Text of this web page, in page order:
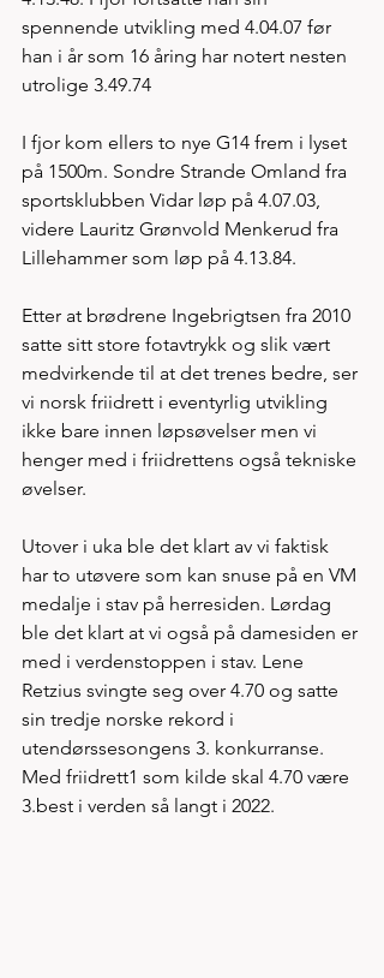
spennende utvikling med 4.04.07 før
han i år som 16 åring har notert nesten
utrolige 3.49.74
I fjor kom ellers to nye G14 frem i lyset
på 1500m. Sondre Strande Omland fra
sportsklubben Vidar løp på 4.07.03,
videre Lauritz Grønvold Menkerud fra
Lillehammer som løp på 4.13.84.
Etter at brødrene Ingebrigtsen fra 2010
satte sitt store fotavtrykk og slik vært
medvirkende til at det trenes bedre, ser
vi norsk friidrett i eventyrlig utvikling
ikke bare innen løpsøvelser men vi
henger med i friidrettens også tekniske
øvelser.
Utover i uka ble det klart av vi faktisk
har to utøvere som kan snuse på en VM
medalje i stav på herresiden. Lørdag
ble det klart at vi også på damesiden er
med i verdenstoppen i stav. Lene
Retzius svingte seg over 4.70 og satte
sin tredje norske rekord i
utendørssesongens 3. konkurranse.
Med friidrett1 som kilde skal 4.70 være
3.best i verden så langt i 2022.